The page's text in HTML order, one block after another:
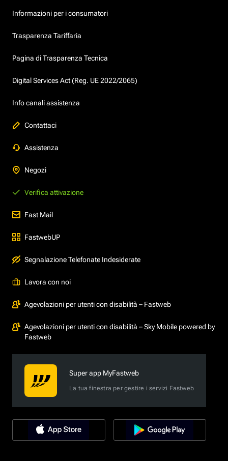
Informazioni per i consumatori
Trasparenza Tariffaria
Pagina di Trasparenza Tecnica
Digital Services Act (Reg. UE 2022/2065)
Info canali assistenza
Contattaci
Assistenza
Negozi
Verifica attivazione
Fast Mail
FastwebUP
Segnalazione Telefonate Indesiderate
Lavora con noi
Agevolazioni per utenti con disabilità – Fastweb
Agevolazioni per utenti con disabilità – Sky Mobile powered by
Fastweb
Super app MyFastweb
La tua finestra per gestire i servizi Fastweb